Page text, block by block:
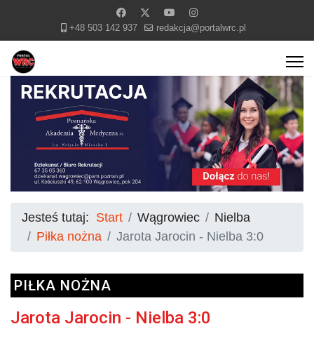
+48 503 142 937 redakcja@portalwrc.pl
Jesteś tutaj: Start Wągrowiec
Nielba
Piłka nożna
Jarota Jarocin - Nielba 3:0
PIŁKA NOŻNA
Jarota Jarocin - Nielba 3:0